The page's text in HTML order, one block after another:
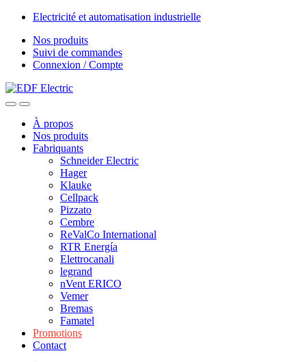
Skip
navigation
Skip
content
Electricité et automatisation industrielle
Nos produits
Suivi de commandes
Connexion / Compte
À propos
Nos produits
Fabriquants
Schneider Electric
Hager
Klauke
Cellpack
Pizzato
Cembre
ReValCo International
RTR Energía
Elettrocanali
legrand
nVent ERICO
Vemer
Bremas
Famatel
Promotions
Contact